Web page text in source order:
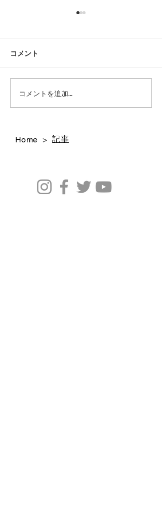
今後のシューリペアにつ
いて｜42ND ROYAL
コメント
コメントを追加…
Home > 記事